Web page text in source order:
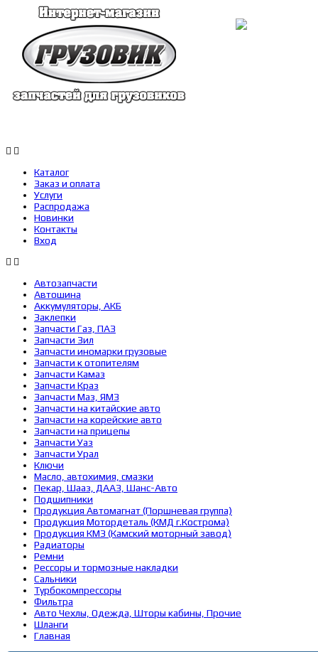
Каталог
Заказ и оплата
Услуги
Распродажа
Новинки
Контакты
Вход
Автозапчасти
Автошина
Аккумуляторы, АКБ
Заклепки
Запчасти Газ, ПАЗ
Запчасти Зил
Запчасти иномарки грузовые
Запчасти к отопителям
Запчасти Камаз
Запчасти Краз
Запчасти Маз, ЯМЗ
Запчасти на китайские авто
Запчасти на корейские авто
Запчасти на прицепы
Запчасти Уаз
Запчасти Урал
Ключи
Масло, автохимия, смазки
Пекар, Шааз, ДААЗ, Шанс-Авто
Подшипники
Продукция Автомагнат (Поршневая группа)
Продукция Мотордеталь (КМД г.Кострома)
Продукция КМЗ (Камский моторный завод)
Радиаторы
Ремни
Рессоры и тормозные накладки
Сальники
Турбокомпрессоры
Фильтра
Авто Чехлы, Одежда, Шторы кабины, Прочие
Шланги
Главная